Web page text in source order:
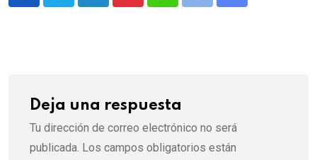
Deja una respuesta
Tu dirección de correo electrónico no será
publicada. Los campos obligatorios están